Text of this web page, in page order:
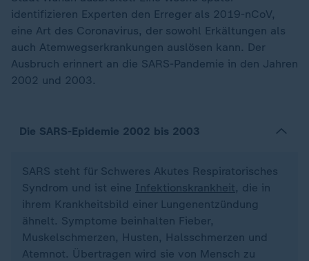
identifizieren Experten den Erreger als 2019-nCoV,
eine Art des Coronavirus, der sowohl Erkältungen als
auch Atemwegserkrankungen auslösen kann. Der
Ausbruch erinnert an die SARS-Pandemie in den Jahren
2002 und 2003.
Die SARS-Epidemie 2002 bis 2003
SARS steht für Schweres Akutes Respiratorisches
Syndrom und ist eine Infektionskrankheit, die in
ihrem Krankheitsbild einer Lungenentzündung
ähnelt. Symptome beinhalten Fieber,
Muskelschmerzen, Husten, Halsschmerzen und
Atemnot. Übertragen wird sie von Mensch zu